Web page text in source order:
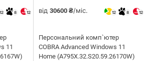
12 8 12
11
від 30600 ₴/міс. 12 8 12
Персональний комп`ютер
COBRA Advanced Windows 11
Home (A795X.32.S20.59.26170W)